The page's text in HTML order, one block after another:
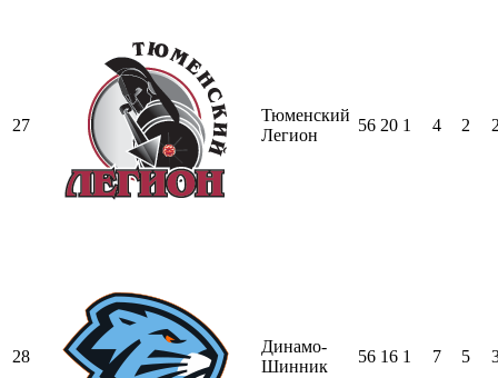
27
Тюменский
Легион
56 20 1 4 2
28
Динамо-
Шинник
56 16 1 7 5